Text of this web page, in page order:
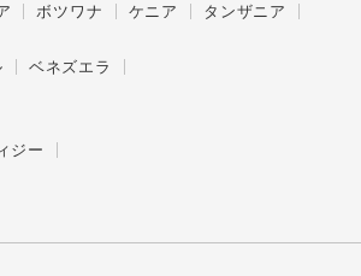
ボツワナ ケニア
タンザニア
ベネズエラ
ジー